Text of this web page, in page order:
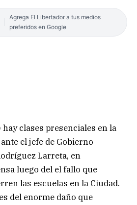
Agrega El Libertador a tus medios
preferidos en Google
clases presenciales en la
el jefe de Gobierno
Larreta, en
luego del el fallo que
las escuelas en la Ciudad.
del enorme daño que